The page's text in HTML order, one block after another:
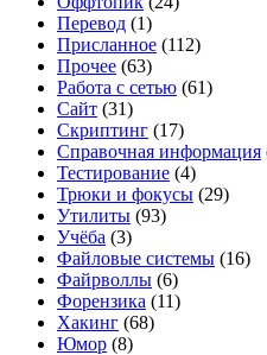
Перевод (1)
Присланное (112)
Прочее (63)
Работа с сетью (61)
Сайт (31)
Скриптинг (17)
Справочная информация
Тестирование (4)
Трюки и фокусы (29)
Утилиты (93)
Учёба (3)
Файловые системы (16)
Файрволлы (6)
Форензика (11)
Хакинг (68)
Юмор (8)